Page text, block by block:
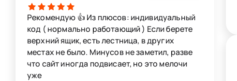
Рекомендую 👍 Из плюсов: индивидуальный
код ( нормально работающий ) Если берете
верхний ящик, есть лестница, в других
местах не было. Минусов не заметил, разве
что сайт иногда подвисает, но это мелочи
уже